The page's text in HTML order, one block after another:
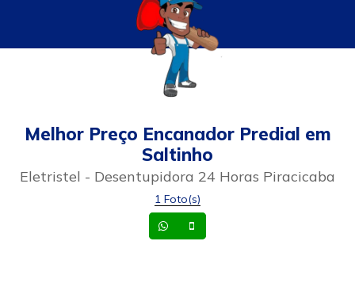
Melhor Preço Encanador Predial em
Saltinho
Eletristel - Desentupidora 24 Horas Piracicaba
1 Foto(s)
Whatsapp